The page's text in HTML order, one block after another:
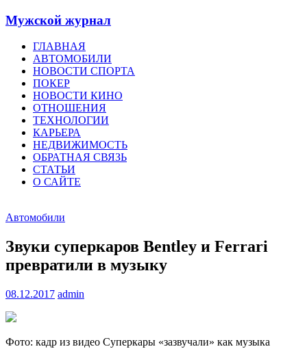
Мужской журнал
ГЛАВНАЯ
АВТОМОБИЛИ
НОВОСТИ СПОРТА
ПОКЕР
НОВОСТИ КИНО
ОТНОШЕНИЯ
ТЕХНОЛОГИИ
КАРЬЕРА
НЕДВИЖИМОСТЬ
ОБРАТНАЯ СВЯЗЬ
СТАТЬИ
О САЙТЕ
Автомобили
Звуки суперкаров Bentley и Ferrari
превратили в музыку
08.12.2017 admin
Фото: кадр из видео Суперкары «зазвучали» как музыка